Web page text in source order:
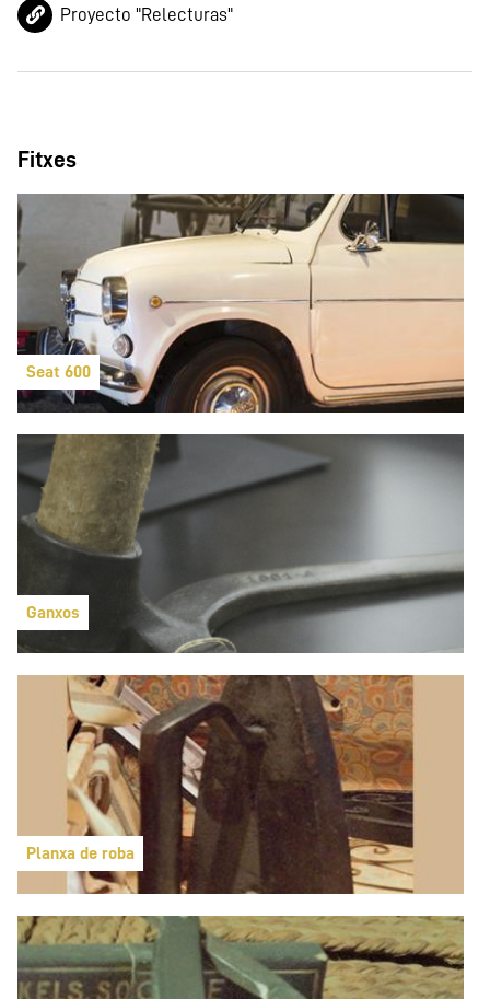
Proyecto "Relecturas"
Fitxes
Seat 600
Ganxos
Planxa de roba